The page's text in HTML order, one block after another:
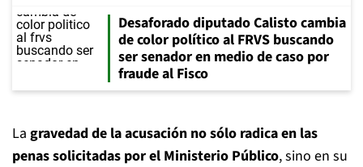
Desaforado diputado Calisto cambia
de color político al FRVS buscando
ser senador en medio de caso por
fraude al Fisco
La gravedad de la acusación no sólo radica en las
penas solicitadas por el Ministerio Público, sino en su